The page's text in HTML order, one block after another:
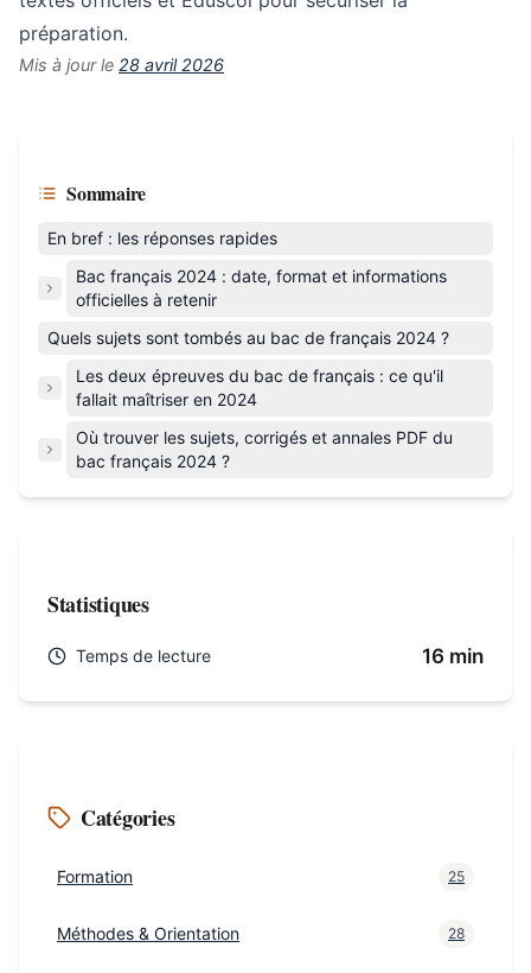
préparation.
Mis à jour le 28 avril 2026
Sommaire
En bref : les réponses rapides
Bac français 2024 : date, format et informations
officielles à retenir
Quels sujets sont tombés au bac de français 2024 ?
Les deux épreuves du bac de français : ce qu'il
fallait maîtriser en 2024
Où trouver les sujets, corrigés et annales PDF du
bac français 2024 ?
Statistiques
Temps de lecture 16 min
Catégories
Formation 25
Méthodes & Orientation 28